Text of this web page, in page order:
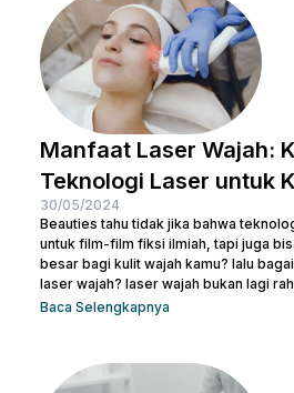
agar kamu bisa kembali memiliki kulit
Manfaat Laser Wajah:
Teknologi Laser untuk
30/05/2024
Beauties tahu tidak jika bahwa
untuk film-film fiksi ilmiah, tapi juga
besar bagi kulit wajah kamu? lalu
laser wajah? laser wajah bukan lagi
selebriti atau ahli kecantikan. Ini
Jadi, jika kamu ingin memperbaiki
noda, atau meremajakan kulit tanpa
Baca Selengkapnya